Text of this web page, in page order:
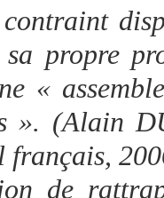
propre
«
». (Alain
français,
de